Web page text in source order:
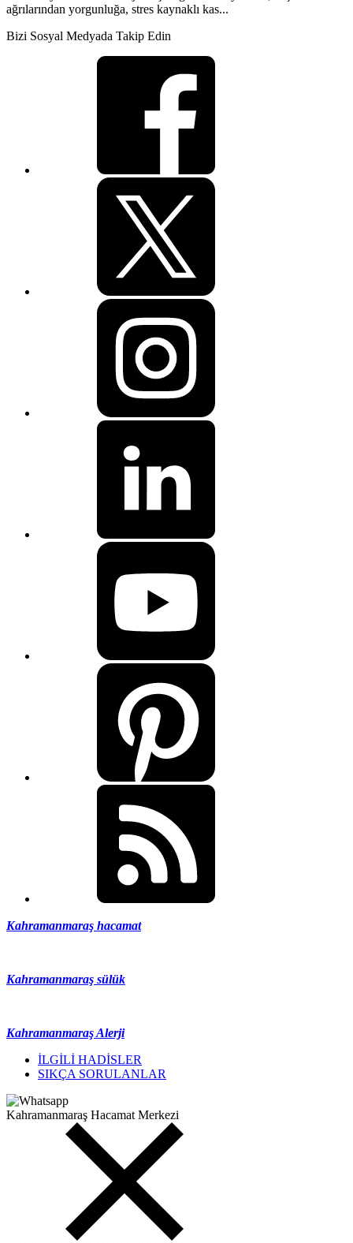
ağrılarından yorgunluğa, stres kaynaklı kas...
Bizi Sosyal Medyada Takip Edin
Kahramanmaraş hacamat
Kahramanmaraş sülük
Kahramanmaraş Alerji
İLGİLİ HADİSLER
SIKÇA SORULANLAR
Kahramanmaraş Hacamat Merkezi